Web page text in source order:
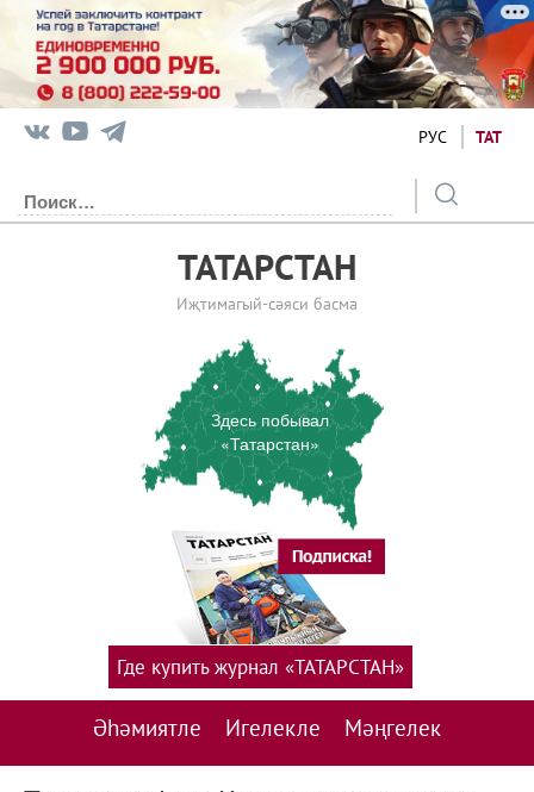
РУС ТАТ
ТАТАРСТАН
Иҗтимагый-сәяси басма
Здесь побывал
«Татарстан»
Әһәмиятле Игелекле Мәңгелек
Где купить журнал «ТАТАРСТАН»